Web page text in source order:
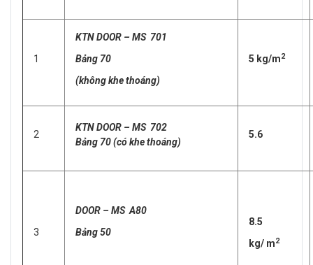
1
KTN DOOR – MS 701
Bảng 70
(không khe thoáng)
5 kg/m2
2
KTN DOOR – MS 702
Bảng 70 (có khe thoáng)
5.6
3
DOOR – MS A80
Bảng 50
8.5
kg/ m2